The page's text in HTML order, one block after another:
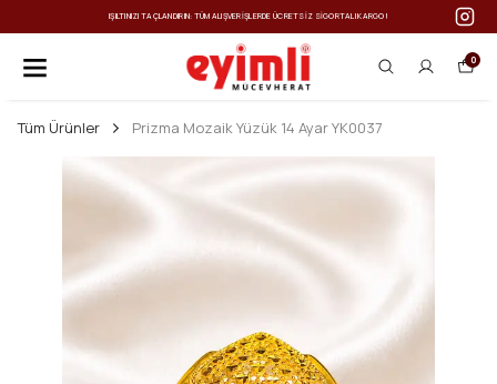
IŞILTINIZI TAÇLANDIRIN: TÜM ALIŞVERIŞLERDE ÜCRETSIZ SIGORTALI KARGO!
0
Tüm Ürünler Prizma Mozaik Yüzük 14 Ayar YK0037